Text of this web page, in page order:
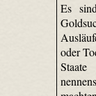
Es
oder